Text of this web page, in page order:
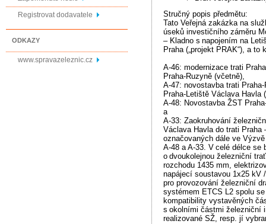
Registrovat dodavatele
ODKAZY
www.spravazeleznic.cz
Stručný popis předmětu:
Tato Veřejná zakázka na
úseků investičního záměru
– Kladno s napojením na
Praha („projekt PRAK“), a to
A-46: modernizace trati
Praha-Ruzyně (včetně),
A-47: novostavba trati
Praha-Letiště Václava Havla
A-48: Novostavba ŽST
a
A-33: Zaokruhování
Václava Havla do trati Praha
označovaných dále ve
A-48 a A-33. V celé délce se
o dvoukolejnou železniční
rozchodu 1435 mm,
napájecí soustavou 1x25 kV
pro provozování železniční
systémem ETCS L2 spolu
kompatibility vystavěných
s okolními částmi železniční
realizované SŽ, resp. jí